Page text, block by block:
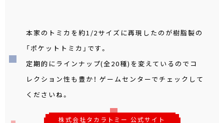
本家のトミカを約1/2サイズに再現したのが樹脂製の
「ポケットトミカ」です。
定期的にラインナップ(全20種)を変えているのでコ
レクション性も豊か！ ゲームセンターでチェックして
くださいね。
株式会社タカラトミー 公式サイト